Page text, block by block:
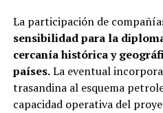
La participación de
sensibilidad para la
cercanía histórica y
países.La eventual
trasandina al esquema
capacidad operativa del